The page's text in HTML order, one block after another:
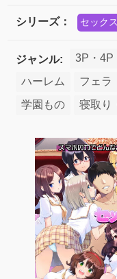
シリーズ： セック
ジャンル: 3P・4P
ハーレム
フェラ
学園もの
寝取り